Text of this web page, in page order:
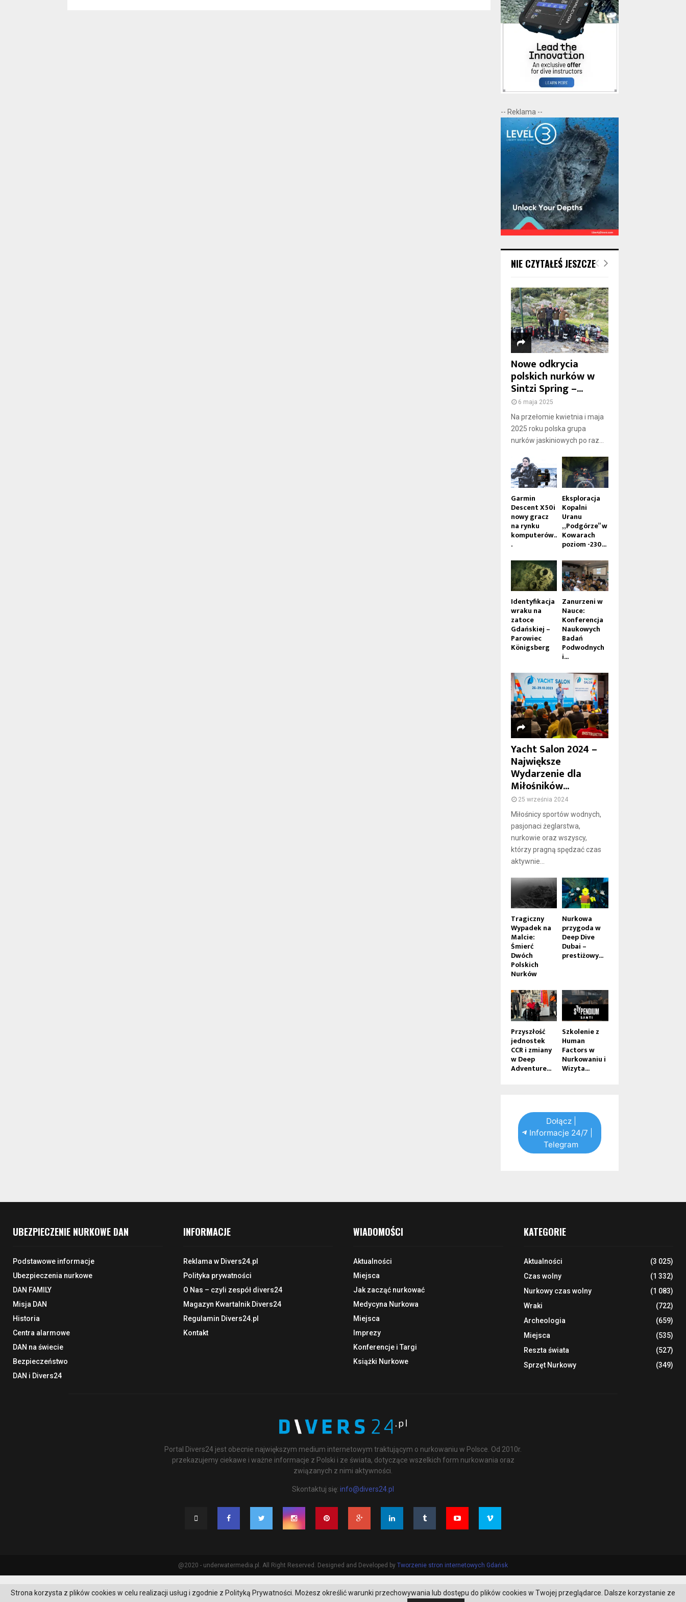
-- Reklama --
NIE CZYTAŁEŚ JESZCZE
Nowe odkrycia
polskich nurków w
Sintzi Spring –...
6 maja 2025
Na przełomie kwietnia i maja
2025 roku polska grupa
nurków jaskiniowych po raz...
Garmin
Descent X50i
nowy gracz
na rynku
komputerów..
.
Eksploracja
Kopalni
Uranu
„Podgórze” w
Kowarach
poziom -230...
Identyfikacja
wraku na
zatoce
Gdańskiej –
Parowiec
Königsberg
Zanurzeni w
Nauce:
Konferencja
Naukowych
Badań
Podwodnych
i...
Yacht Salon 2024 –
Największe
Wydarzenie dla
Miłośników...
25 września 2024
Miłośnicy sportów wodnych,
pasjonaci żeglarstwa,
nurkowie oraz wszyscy,
którzy pragną spędzać czas
aktywnie...
Tragiczny
Wypadek na
Malcie:
Śmierć
Dwóch
Polskich
Nurków
Nurkowa
przygoda w
Deep Dive
Dubai –
prestiżowy...
Przyszłość
jednostek
CCR i zmiany
w Deep
Adventure...
Szkolenie z
Human
Factors w
Nurkowaniu i
Wizyta...
Dołącz |
Informacje 24/7 |
Telegram
UBEZPIECZENIE NURKOWE DAN
Podstawowe informacje
Ubezpieczenia nurkowe
DAN FAMILY
Misja DAN
Historia
Centra alarmowe
DAN na świecie
Bezpieczeństwo
DAN i Divers24
INFORMACJE
Reklama w Divers24.pl
Polityka prywatności
O Nas – czyli zespół divers24
Magazyn Kwartalnik Divers24
Regulamin Divers24.pl
Kontakt
WIADOMOŚCI
Aktualności
Miejsca
Jak zacząć nurkować
Medycyna Nurkowa
Miejsca
Imprezy
Konferencje i Targi
Książki Nurkowe
KATEGORIE
Aktualności
(3 025)
Czas wolny
(1 332)
Nurkowy czas wolny
(1 083)
Wraki
(722)
Archeologia
(659)
Miejsca
(535)
Reszta świata
(527)
Sprzęt Nurkowy
(349)
Portal Divers24 jest obecnie największym medium internetowym traktującym o nurkowaniu w Polsce. Od 2010r.
przekazujemy ciekawe i ważne informacje z Polski i ze świata, dotyczące wszelkich form nurkowania oraz
związanych z nimi aktywności.
Skontaktuj się: info@divers24.pl
@2020 - underwatermedia.pl. All Right Reserved. Designed and Developed by Tworzenie stron internetowych Gdańsk
Strona korzysta z plików cookies w celu realizacji usług i zgodnie z Polityką Prywatności. Możesz określić warunki przechowywania lub dostępu do plików cookies w Twojej przeglądarce. Dalsze korzystanie ze